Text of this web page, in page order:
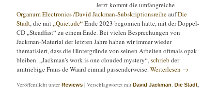
Jetzt kommt die umfangreiche
Organum Electronics/David Jackman-SubskriptionsreiheaufDie
Stadt, die mit„Quietude“Ende 2023 begonnen hatte, mit der Doppel-
CD „Steadfast“ zu einem Ende. Bei vielen Besprechungen von
Jackman-Material der letzten Jahre haben wir immer wieder
thematisiert, dass die Hintergründe von seinen Arbeiten oftmals opak
bleiben. „Jackman’s work is one clouded mystery“,schrieb der
umtriebige Frans de Waard einmal passenderweise.Weiterlesen →
Veröffentlicht unter Reviews |Verschlagwortet mit David Jackman,Die Stadt,